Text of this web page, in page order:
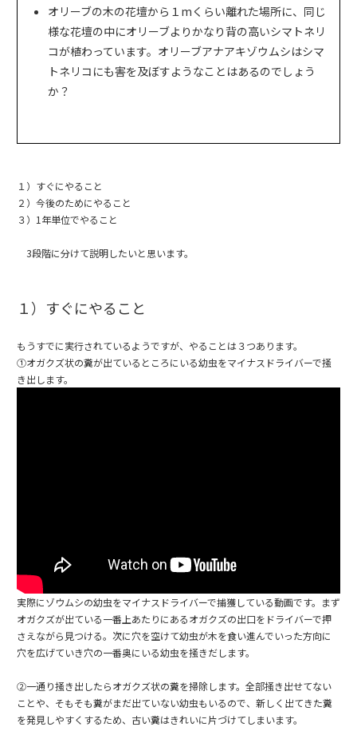
オリーブの木の花壇から１mくらい離れた場所に、同じ
様な花壇の中にオリーブよりかなり背の高いシマトネリ
コが植わっています。オリーブアナアキゾウムシはシマ
トネリコにも害を及ぼすようなことはあるのでしょう
か？
１）すぐにやること
２）今後のためにやること
３）1年単位でやること
3段階に分けて説明したいと思います。
１）すぐにやること
もうすでに実行されているようですが、やることは３つあります。
①オガクズ状の糞が出ているところにいる幼虫をマイナスドライバーで掻
き出します。
実際にゾウムシの幼虫をマイナスドライバーで捕獲している動画です。まず
オガクズが出ている一番上あたりにあるオガクズの出口をドライバーで押
さえながら見つける。次に穴を空けて幼虫が木を食い進んでいった方向に
穴を広げていき穴の一番奥にいる幼虫を掻きだします。
②一通り掻き出したらオガクズ状の糞を掃除します。全部掻き出せてない
ことや、そもそも糞がまだ出ていない幼虫もいるので、新しく出てきた糞
を発見しやすくするため、古い糞はきれいに片づけてしまいます。